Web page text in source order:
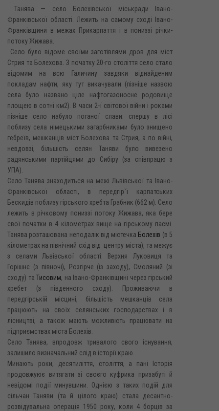
Танява — село Болехівської міськради Івано-
Франківської області. Лежить на самому сході Івано-
Франківщини в межах Прикарпаття і в пониззі річки-
потоку Жижава.
Село було відоме своїми заготівлями дров для міст
Стрия та Болехова. З початку 20-го століття село стало
відомим на всю Галичину завдяки віднайденим
покладам нафти, яку тут викачували (пізніше назвою
села було названо ціле нафтогазоносне родовище
площею в сотні км2). В часи 2-ї світової війни і роками
пізніше село набуло поганої слави: спершу в лісі
поблизу села німецькими загарбниками було знищено
гебреїв, мешканців міст Болехова та Стрия, а по війні,
невдовзі, більшість селян Таняви було вивезено
радянськими партійцями до Сибіру (за співпрацю з
УПА).
Село Танява знаходиться на межі Львівської та Івано-
Франківської області, в передгір`ї карпатських
Бескидів поблизу гірського хребта Грабник (662 м). Село
лежить в річковому пониззі потоку Жижава, яка бере
свої початки в 4 кілометрах вище на гірському пасмі.
Танява розташована неподалік від містечка Болехів (в 5
кілометрах на північний схід від центру міста), та межує
з селами Львівської області: Верхня Луковиця та
Горішнє (з півночі), Розгірче (із заходу), Смоляний (зі
сходу) та Тисовим, на Івано-Франківщині через гірський
хребет (з південного сходу). Проживаючи в
передгірській місцині, більшість мешканців села
працюють на своїх селянських господарствах і в
лісництві, а також мають можливість працювати на
підприємствах міста Болехів.
Село Танява, впродовж тривалого свого існування,
залишило визначальний слід в історії краю.
Минають роки, десятиліття, століття, а пані Історія
продовжуює витягати зі своєго куфрика призабуті й
невідомі події минувшини. Однією з таких подій для
сільчан Таняви (та й цілого краю) стала десантно-
розвідувальна операція 1950 року, коли 4 борців за